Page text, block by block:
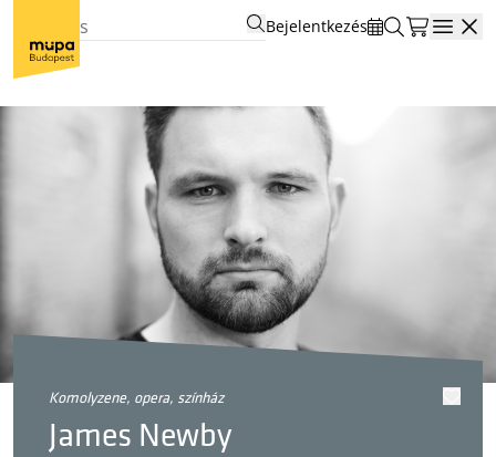
Bejelentkezés
komolyzene, opera, színház
James Newby